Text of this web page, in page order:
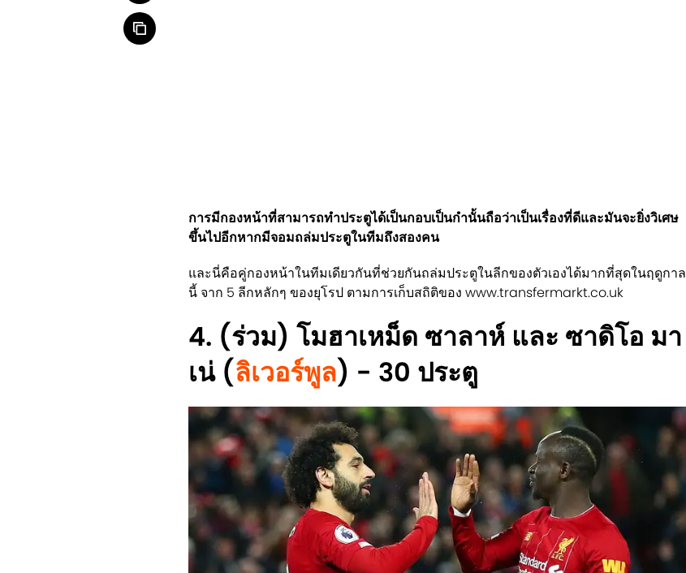
การมีกองหน้าที่สามารถทำประตูได้เป็นกอบเป็นกำนั้นถือว่าเป็นเรื่องที่ดีและมันจะยิ่งวิเศษ
ขึ้นไปอีกหากมีจอมถล่มประตูในทีมถึงสองคน
และนี่คือคู่กองหน้าในทีมเดียวกันที่ช่วยกันถล่มประตูในลีกของตัวเองได้มากที่สุดในฤดูกาล
นี้ จาก 5 ลีกหลักๆ ของยุโรป ตามการเก็บสถิติของ www.transfermarkt.co.uk
4. (ร่วม) โมฮาเหม็ด ซาลาห์ และ ซาดิโอ มา
เน่ (ลิเวอร์พูล) - 30 ประตู